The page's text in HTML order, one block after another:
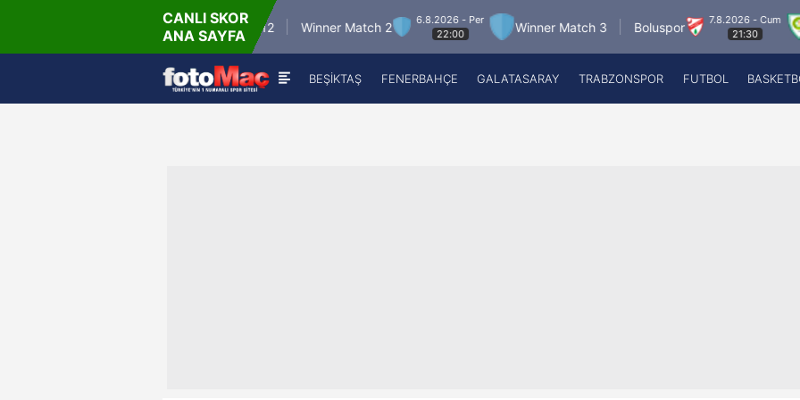
CANLI SKOR
ANA SAYFA
Winner Match 12 Winner Match 2
6.8.2026 - Per
22:00
Winner Match 3 Boluspor
7.8.2026 - Cum
21:30
Manisa
BEŞİKTAŞ FENERBAHÇE GALATASARAY TRABZONSPOR FUTBOL